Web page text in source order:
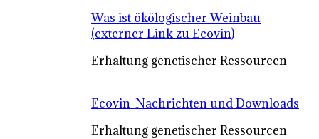
Was ist ökölogischer Weinbau
(externer Link zu Ecovin)
Erhaltung genetischer Ressourcen
Ecovin-Nachrichten und Downloads
Erhaltung genetischer Ressourcen